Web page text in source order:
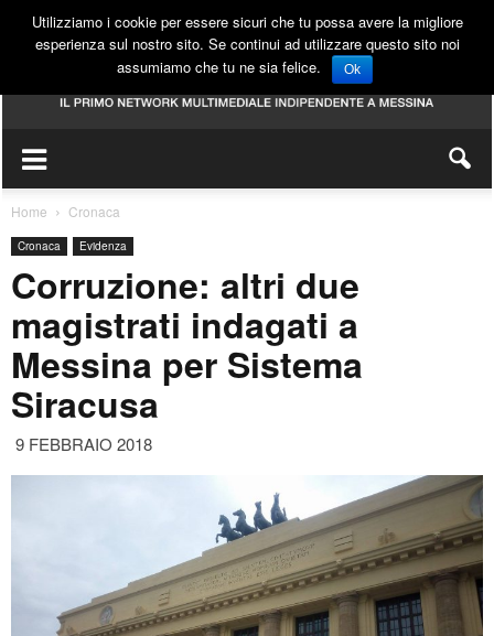
Home Cronaca
Cronaca Evidenza
Corruzione: altri due
magistrati indagati a
Messina per Sistema
Siracusa
9 FEBBRAIO 2018
Utilizziamo i cookie per essere sicuri che tu possa avere la migliore
esperienza sul nostro sito. Se continui ad utilizzare questo sito noi
assumiamo che tu ne sia felice.
Ok